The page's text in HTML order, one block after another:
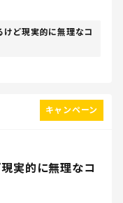
ど現実的に無理なコ
実的に無理なコ
キャンペーン